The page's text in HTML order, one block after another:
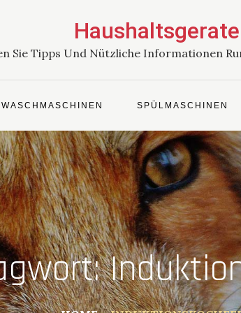
Haushaltsgerate
Sie Tipps Und Nützliche Informationen
WASCHMASCHINEN SPÜLMASCHINEN